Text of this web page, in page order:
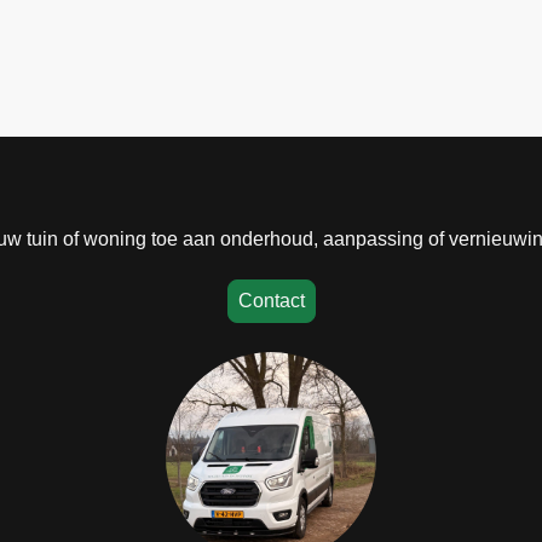
tuin of woning toe aan onderhoud, aanpassing of
Contact